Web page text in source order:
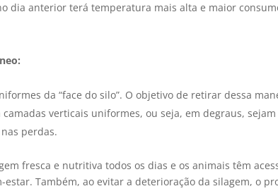
dia anterior terá temperatura mais alta e maior
da “face do silo”. O objetivo de retirar dessa
verticais uniformes, ou seja, em degraus,
perdas.
fresca e nutritiva todos os dias e os animais têm
Também, ao evitar a deterioração da silagem, o